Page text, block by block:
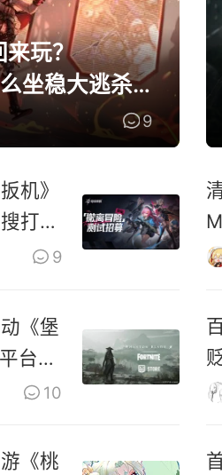
来玩？
坐稳大逃杀
9
机》
打撤
9
《堡
台预
10
《桃